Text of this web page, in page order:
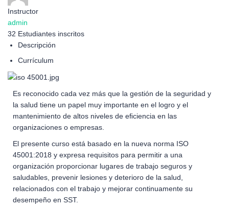
Instructor
admin
32 Estudiantes inscritos
Descripción
Currículum
Es reconocido cada vez más que la gestión de la seguridad y
la salud tiene un papel muy importante en el logro y el
mantenimiento de altos niveles de eﬁciencia en las
organizaciones o empresas.
El presente curso está basado en la nueva norma ISO
45001:2018 y expresa requisitos para permitir a una
organización proporcionar lugares de trabajo seguros y
saludables, prevenir lesiones y deterioro de la salud,
relacionados con el trabajo y mejorar continuamente su
desempeño en SST.